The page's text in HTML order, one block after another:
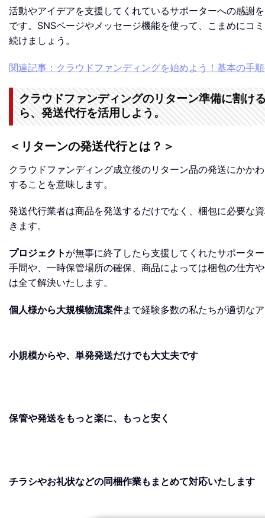
活動やアイデアを支援してくれているサポーターへの感謝
です。SNSページやメッセージ機能を使って、こまめにコ
続けましょう。
関連記事：クラウドファンディングを始めよう！基本の手
クラウドファンディングのリターン準備に割け
ら、発送代行を活用しよう。
＜リターンの発送代行とは？＞
クラウドファンディング成立後のリターン品の発送にかか
することを意味します。
発送代行業者は商品を発送するだけでなく、梱包に必要な
きます。
プロジェクト が無事に終了したら支援してくれたサポータ
手間や、一時保管場所の確保、商品によっては梱包の仕方
は全て解決いたします。
個人様から大規模物流案件まで経験多数の私たちが適切な
小規模からや、単発発送だけでも大丈夫です
保管や発送をもっと楽に、もっと安く
チラシやお礼状などの同梱作業もまとめて対応いたします